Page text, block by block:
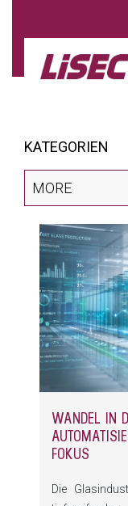
KATEGORIEN
MORE
WANDEL IN
FOKUS
Die